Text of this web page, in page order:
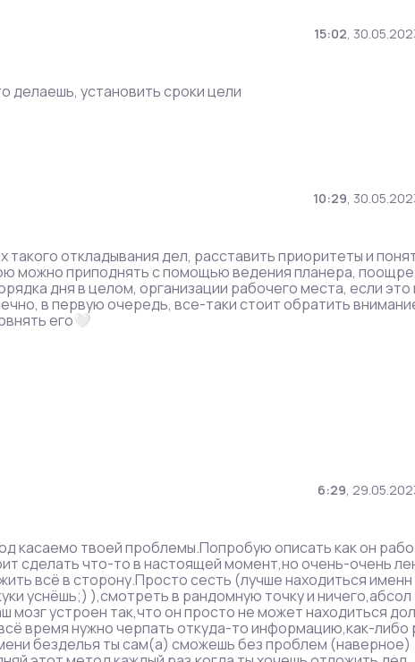
15:02,
делаешь, установить сроки цели
10:29,
такого откладывания дел, расставить приоритеты и
можно приподнять с помощью ведения планера, поощре
дня в целом, организации рабочего места, если это
в первую очередь, все-таки стоит обратить
его🤍
6:29,
касаемо твоей проблемы.Попробую описать как он рабо
сделать что-то в настоящей момент,но очень-очень
всё в сторону.Просто сесть (лучше находиться именн
уснёшь;) ),смотреть в рандомную точку и ничего,абсол
мозг устроен так,что он просто не может находиться дол
время нужно черпать откуда-то информацию,как-либо
безделья ты сам(а) сможешь без проблем (наверное)